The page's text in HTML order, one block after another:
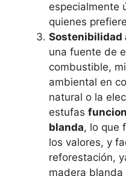
especialmente
quienes
Sostenibilidad
una fuente de
combustible,
ambiental en
natural o la
estufas
blanda, lo que
los valores, y
reforestación,
madera